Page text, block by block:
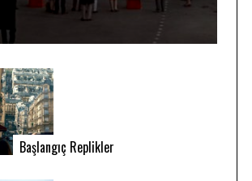
Başlangıç Replikler